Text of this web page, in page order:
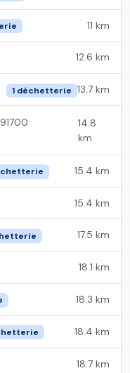
11 km
12.6 km
1 déchetterie 13.7 km
91700
14.8
km
15.4 km
15.4 km
17.5 km
18.1 km
18.3 km
18.4 km
18.7 km